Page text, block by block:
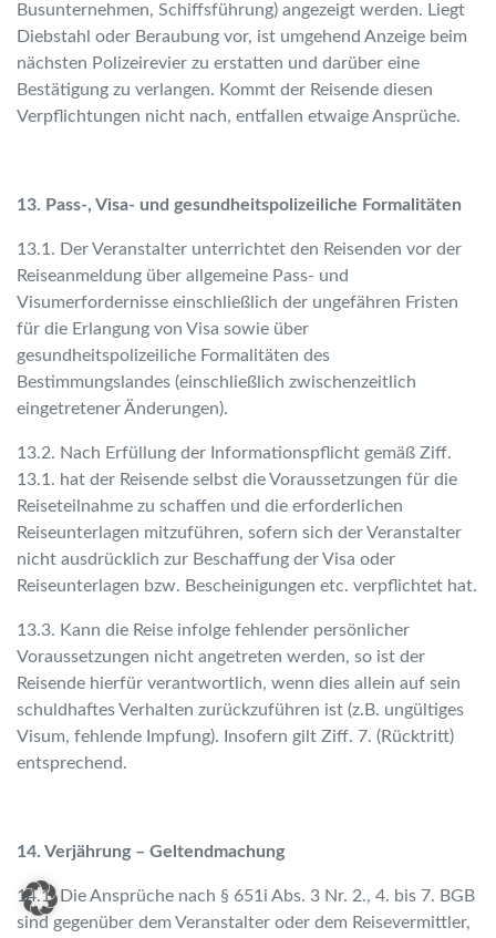
Busunternehmen, Schiffsführung) angezeigt werden. Liegt
Diebstahl oder Beraubung vor, ist umgehend Anzeige beim
nächsten Polizeirevier zu erstatten und darüber eine
Bestätigung zu verlangen. Kommt der Reisende diesen
Verpflichtungen nicht nach, entfallen etwaige Ansprüche.
13. Pass-, Visa- und gesundheitspolizeiliche Formalitäten
13.1. Der Veranstalter unterrichtet den Reisenden vor der
Reiseanmeldung über allgemeine Pass- und
Visumerfordernisse einschließlich der ungefähren Fristen
für die Erlangung von Visa sowie über
gesundheitspolizeiliche Formalitäten des
Bestimmungslandes (einschließlich zwischenzeitlich
eingetretener Änderungen).
13.2. Nach Erfüllung der Informationspflicht gemäß Ziff.
13.1. hat der Reisende selbst die Voraussetzungen für die
Reiseteilnahme zu schaffen und die erforderlichen
Reiseunterlagen mitzuführen, sofern sich der Veranstalter
nicht ausdrücklich zur Beschaffung der Visa oder
Reiseunterlagen bzw. Bescheinigungen etc. verpflichtet hat.
13.3. Kann die Reise infolge fehlender persönlicher
Voraussetzungen nicht angetreten werden, so ist der
Reisende hierfür verantwortlich, wenn dies allein auf sein
schuldhaftes Verhalten zurückzuführen ist (z.B. ungültiges
Visum, fehlende Impfung). Insofern gilt Ziff. 7. (Rücktritt)
entsprechend.
14. Verjährung – Geltendmachung
14.1. Die Ansprüche nach § 651i Abs. 3 Nr. 2., 4. bis 7. BGB
sind gegenüber dem Veranstalter oder dem Reisevermittler,